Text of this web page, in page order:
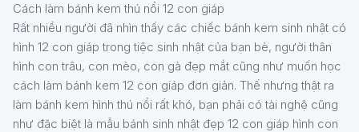
Cách làm bánh kem thú nổi 12 con giáp
Rất nhiều người đã nhìn thấy các chiếc bánh kem sinh nhật có
hình 12 con giáp trong tiệc sinh nhật của bạn bè, người thân
hình con trâu, con mèo, con gà đẹp mắt cũng như muốn học
cách làm bánh kem 12 con giáp đơn giản. Thế nhưng thật ra
làm bánh kem hình thú nổi rất khó, bạn phải có tài nghệ cũng
như đặc biệt là mẫu bánh sinh nhật đẹp 12 con giáp hình con